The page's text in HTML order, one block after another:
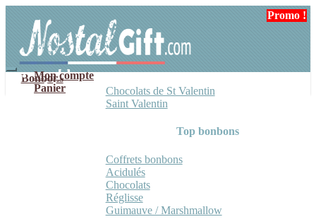
navigation
contenu
Mon compte
Panier
Bonbons
Chocolats de St Valentin
Saint Valentin
Top bonbons
Coffrets bonbons
Acidulés
Chocolats
Réglisse
Guimauve / Marshmallow
Promo !